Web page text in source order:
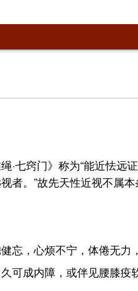
七窍门》称为“能近怯远
。”故先天性近视不属本
忘，心烦不宁，体倦无力
可成内障，或伴见腰膝疫